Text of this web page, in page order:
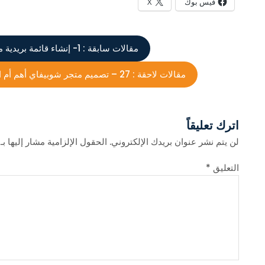
مقالات سابقة : 1- إنشاء قائمة بريدية من الصفر على Convertkit + هدية مني !
مقالات لاحقة : 27 – تصميم متجر شوبيفاي أهم أم الترافيك ؟ قصة صناعة الطائره – غير نظرتك لشوبيفاي
اترك تعليقاً
لن يتم نشر عنوان بريدك الإلكتروني. الحقول الإلزامية مشار إليها
التعليق *